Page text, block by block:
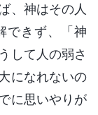
、神はその人
できず、「神
して人の弱さ
になれないの
に思いやりが